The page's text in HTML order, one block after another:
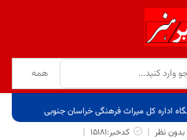
اداره کل میراث فرهنگی خراسان جنوبی
بدون نظر
کدخبر:15181